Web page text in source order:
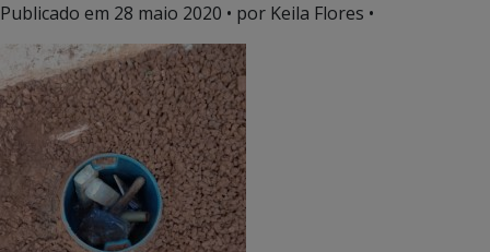
Publicado em 28 maio 2020 • por Keila Flores •